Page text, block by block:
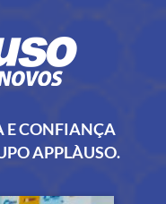
E CONFIANÇA
APPLÀUSO.